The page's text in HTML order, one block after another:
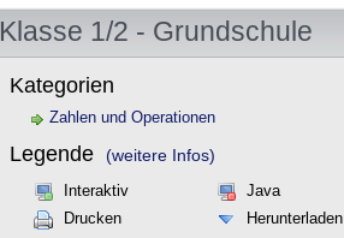
Klasse 1/2 - Grundschule
Kategorien
Zahlen und Operationen
Legende (weitere Infos)
Interaktiv Java
Drucken
Herunterladen